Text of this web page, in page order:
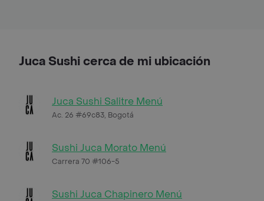
Juca Sushi cerca de mi ubicación
Juca Sushi Salitre Menú
Ac. 26 #69c83, Bogotá
Sushi Juca Morato Menú
Carrera 70 #106-5
Sushi Juca Chapinero Menú